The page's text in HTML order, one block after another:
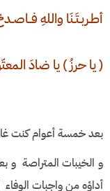
أطـربـتَـنَا واللهِ
( يا حرزُ ) يا ضادَ
بعد خمسة أعوام كنت
و الخيبات المتراصة و
أداؤه من واجبات